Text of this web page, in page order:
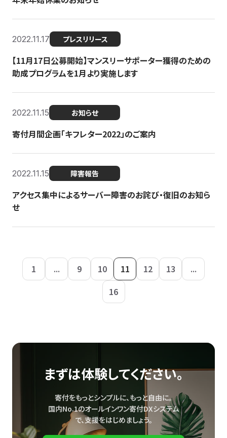
2022.11.17 プレスリリース
【11月17日公募開始】マンスリーサポーター獲得のための
助成プログラムを1月より実施します
2022.11.15 お知らせ
寄付月間企画「キフレター2022」のご案内
2022.11.15 障害報告
アクセス集中によるサーバー障害のお詫び・復旧のお知ら
せ
1 ... 9 10 11 12 13
...
16
まずは体験してください。
寄付をもっとシンプルに、もっと自由に。
国内No.1のオールインワン寄付DXシステム
で、支援をはじめましょう。